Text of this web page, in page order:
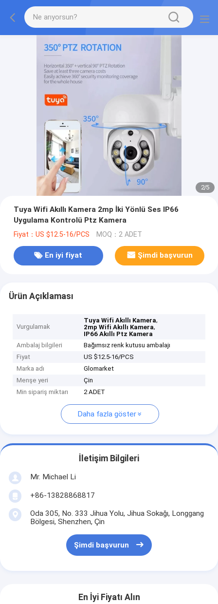
2/5
Tuya Wifi Akıllı Kamera 2mp İki Yönlü Ses IP66
Uygulama Kontrolü Ptz Kamera
Fiyat：US $12.5-16/PCS MOQ：2 ADET
En iyi fiyat Şimdi başvurun
Ürün Açıklaması
Vurgulamak
Tuya Wifi Akıllı Kamera,
2mp Wifi Akıllı Kamera,
IP66 Akıllı Ptz Kamera
Ambalaj bilgileri
Bağımsız renk kutusu ambalajı
Fiyat
US $12.5-16/PCS
Marka adı
Glomarket
Menşe yeri
Çin
Min sipariş miktarı
2 ADET
Daha fazla göster
İletişim Bilgileri
Mr. Michael Li
+86-13828868817
Oda 305, No. 333 Jihua Yolu, Jihua Sokağı, Longgang
Bölgesi, Shenzhen, Çin
Şimdi başvurun
En İyi Fiyatı Alın